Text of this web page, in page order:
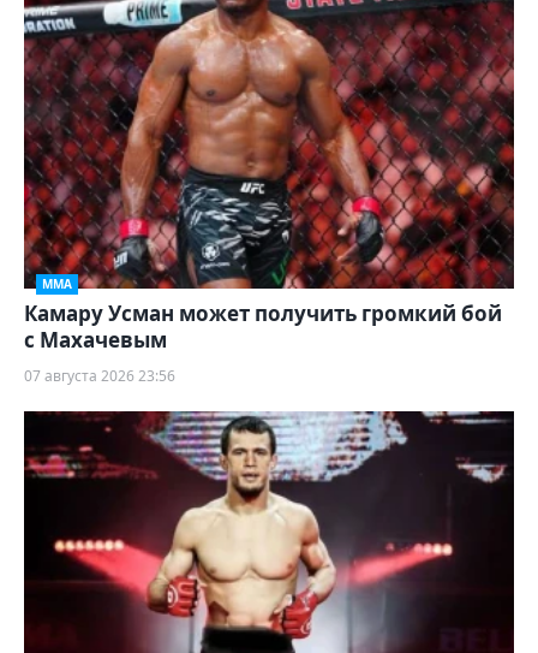
ММА
Камару Усман может получить громкий бой
с Махачевым
07 августа 2026 23:56